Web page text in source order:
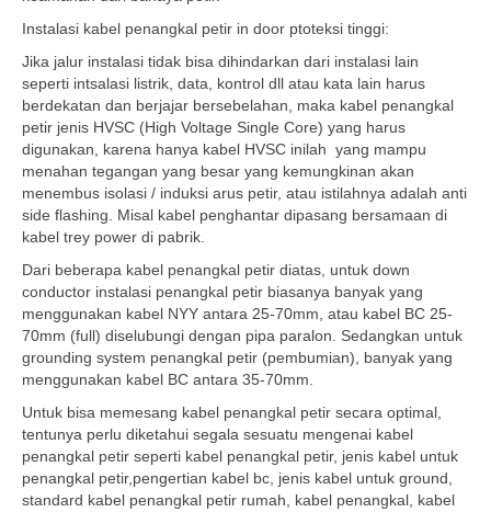
Instalasi kabel penangkal petir in door ptoteksi tinggi:
Jika jalur instalasi tidak bisa dihindarkan dari instalasi lain
seperti intsalasi listrik, data, kontrol dll atau kata lain harus
berdekatan dan berjajar bersebelahan, maka kabel penangkal
petir jenis HVSC (High Voltage Single Core) yang harus
digunakan, karena hanya kabel HVSC inilah yang mampu
menahan tegangan yang besar yang kemungkinan akan
menembus isolasi / induksi arus petir, atau istilahnya adalah anti
side flashing. Misal kabel penghantar dipasang bersamaan di
kabel trey power di pabrik.
Dari beberapa kabel penangkal petir diatas, untuk down
conductor instalasi penangkal petir biasanya banyak yang
menggunakan kabel NYY antara 25-70mm, atau kabel BC 25-
70mm (full) diselubungi dengan pipa paralon. Sedangkan untuk
grounding system penangkal petir (pembumian), banyak yang
menggunakan kabel BC antara 35-70mm.
Untuk bisa memesang kabel penangkal petir secara optimal,
tentunya perlu diketahui segala sesuatu mengenai kabel
penangkal petir seperti kabel penangkal petir, jenis kabel untuk
penangkal petir,pengertian kabel bc, jenis kabel untuk ground,
standard kabel penangkal petir rumah, kabel penangkal, kabel